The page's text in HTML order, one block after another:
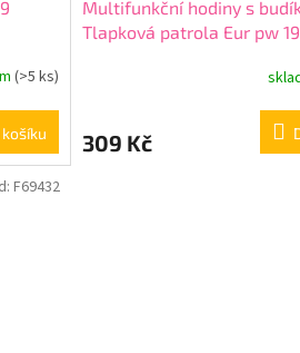
(>5 ks)
košíku
Multifunkční hodiny s
Tlapková patrola Eur pw
309 Kč
F69432